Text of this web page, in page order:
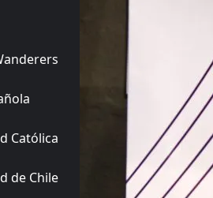
Católica
de Chile